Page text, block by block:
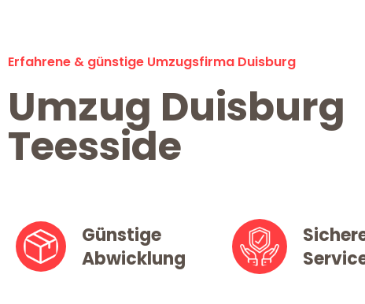
Erfahrene & günstige Umzugsfirma Duisburg
Umzug Duisburg
Teesside
Günstige
Abwicklung